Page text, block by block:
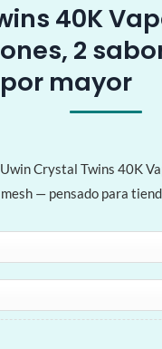
40K
2
mayor
Crystal Twins 40K
— pensado para